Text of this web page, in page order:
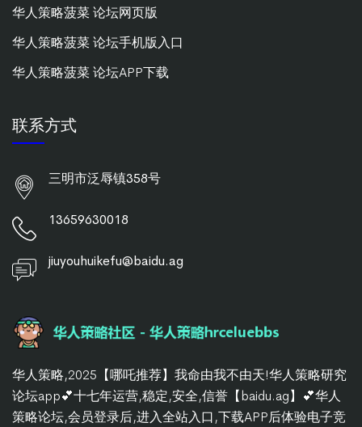
华人策略菠菜 论坛网页版
华人策略菠菜 论坛手机版入口
华人策略菠菜 论坛APP下载
联系方式
三明市泛辱镇358号
13659630018
jiuyouhuikefu@baidu.ag
华人策略,2025【哪吒推荐】我命由我不由天!华人策略研究
论坛app💕十七年运营,稳定,安全,信誉【baidu.ag】💕华人
策略论坛,会员登录后,进入全站入口,下载APP后体验电子竞